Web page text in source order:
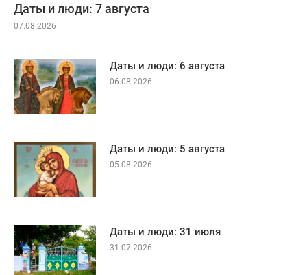
Даты и люди: 7 августа
07.08.2026
Даты и люди: 6 августа
06.08.2026
Даты и люди: 5 августа
05.08.2026
Даты и люди: 31 июля
31.07.2026